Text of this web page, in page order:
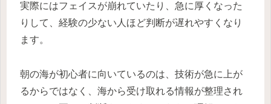
実際にはフェイスが崩れていたり、急に厚くなった
りして、経験の少ない人ほど判断が遅れやすくなり
ます。
朝の海が初心者に向いているのは、技術が急に上が
るからではなく、海から受け取れる情報が整理され